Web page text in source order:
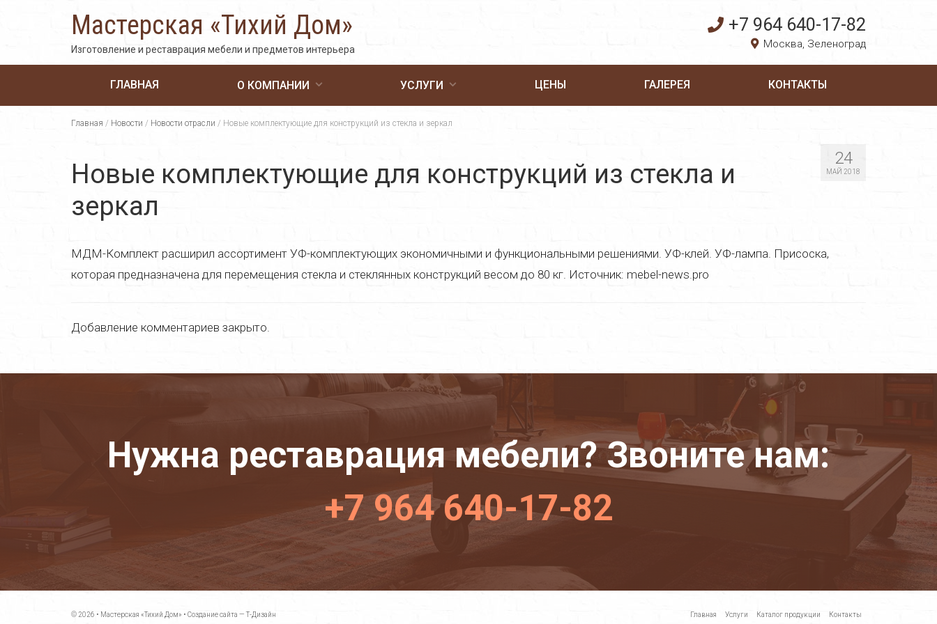
Мастерская «Тихий Дом»
Изготовление и реставрация мебели и предметов интерьера
+7 964 640-17-82
Москва, Зеленоград
ГЛАВНАЯ О КОМПАНИИ УСЛУГИ ЦЕНЫ ГАЛЕРЕЯ КОНТАКТЫ
Главная / Новости / Новости отрасли / Новые комплектующие для конструкций из стекла и зеркал
24
МАЙ 2018
Новые комплектующие для конструкций из стекла и
зеркал
МДМ-Комплект расширил ассортимент УФ-комплектующих экономичными и функциональными решениями. УФ-клей. УФ-лампа. Присоска,
которая предназначена для перемещения стекла и стеклянных конструкций весом до 80 кг. Источник: mebel-news.pro
Добавление комментариев закрыто.
Нужна реставрация мебели? Звоните нам:
+7 964 640-17-82
Главная Услуги Каталог продукции Контакты
© 2026 • Мастерская «Тихий Дом» • Создание сайта — Т-Дизайн